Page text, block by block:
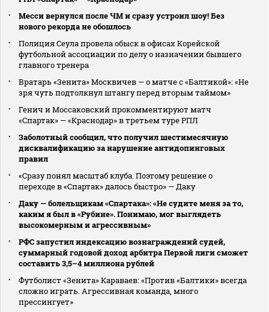
Месси вернулся после ЧМ и сразу устроил шоу! Без
нового рекорда не обошлось
Полиция Сеула провела обыск в офисах Корейской
футбольной ассоциации по делу о назначении бывшего
главного тренера
Вратарь «Зенита» Москвичев — о матче с «Балтикой»: «Не
зря чуть подтолкнул штангу перед вторым таймом»
Генич и Моссаковский прокомментируют матч
«Спартак» — «Краснодар» в третьем туре РПЛ
Заболотный сообщил, что получил шестимесячную
дисквалификацию за нарушение антидопинговых
правил
«Сразу понял масштаб клуба. Поэтому решение о
переходе в «Спартак» далось быстро» — Даку
Даку — болельщикам «Спартака»: «Не судите меня за то,
каким я был в «Рубине». Понимаю, мог выглядеть
высокомерным и агрессивным»
РФС запустил индексацию вознаграждений судей,
суммарный годовой доход арбитра Первой лиги сможет
составить 3,5–4 миллиона рублей
Футболист «Зенита» Караваев: «Против «Балтики» всегда
сложно играть. Агрессивная команда, много
прессингует»